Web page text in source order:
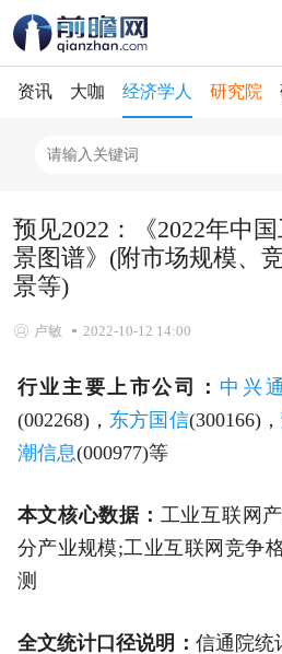
资讯 大咖 经济学人 研究院
预见2022：《2022年中
景图谱》(附市场规模、
景等)
卢敏 2022-10-12 14:00
行业主要上市公司： 中兴
(002268)， 东方国信(300166)，
潮信息(000977)等
本文核心数据： 工业互联网
分产业规模;工业互联网竞争
测
全文统计口径说明： 信通院统